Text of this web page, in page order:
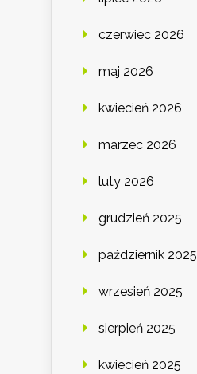
czerwiec 2026
maj 2026
kwiecień 2026
marzec 2026
luty 2026
grudzień 2025
październik 2025
wrzesień 2025
sierpień 2025
kwiecień 2025